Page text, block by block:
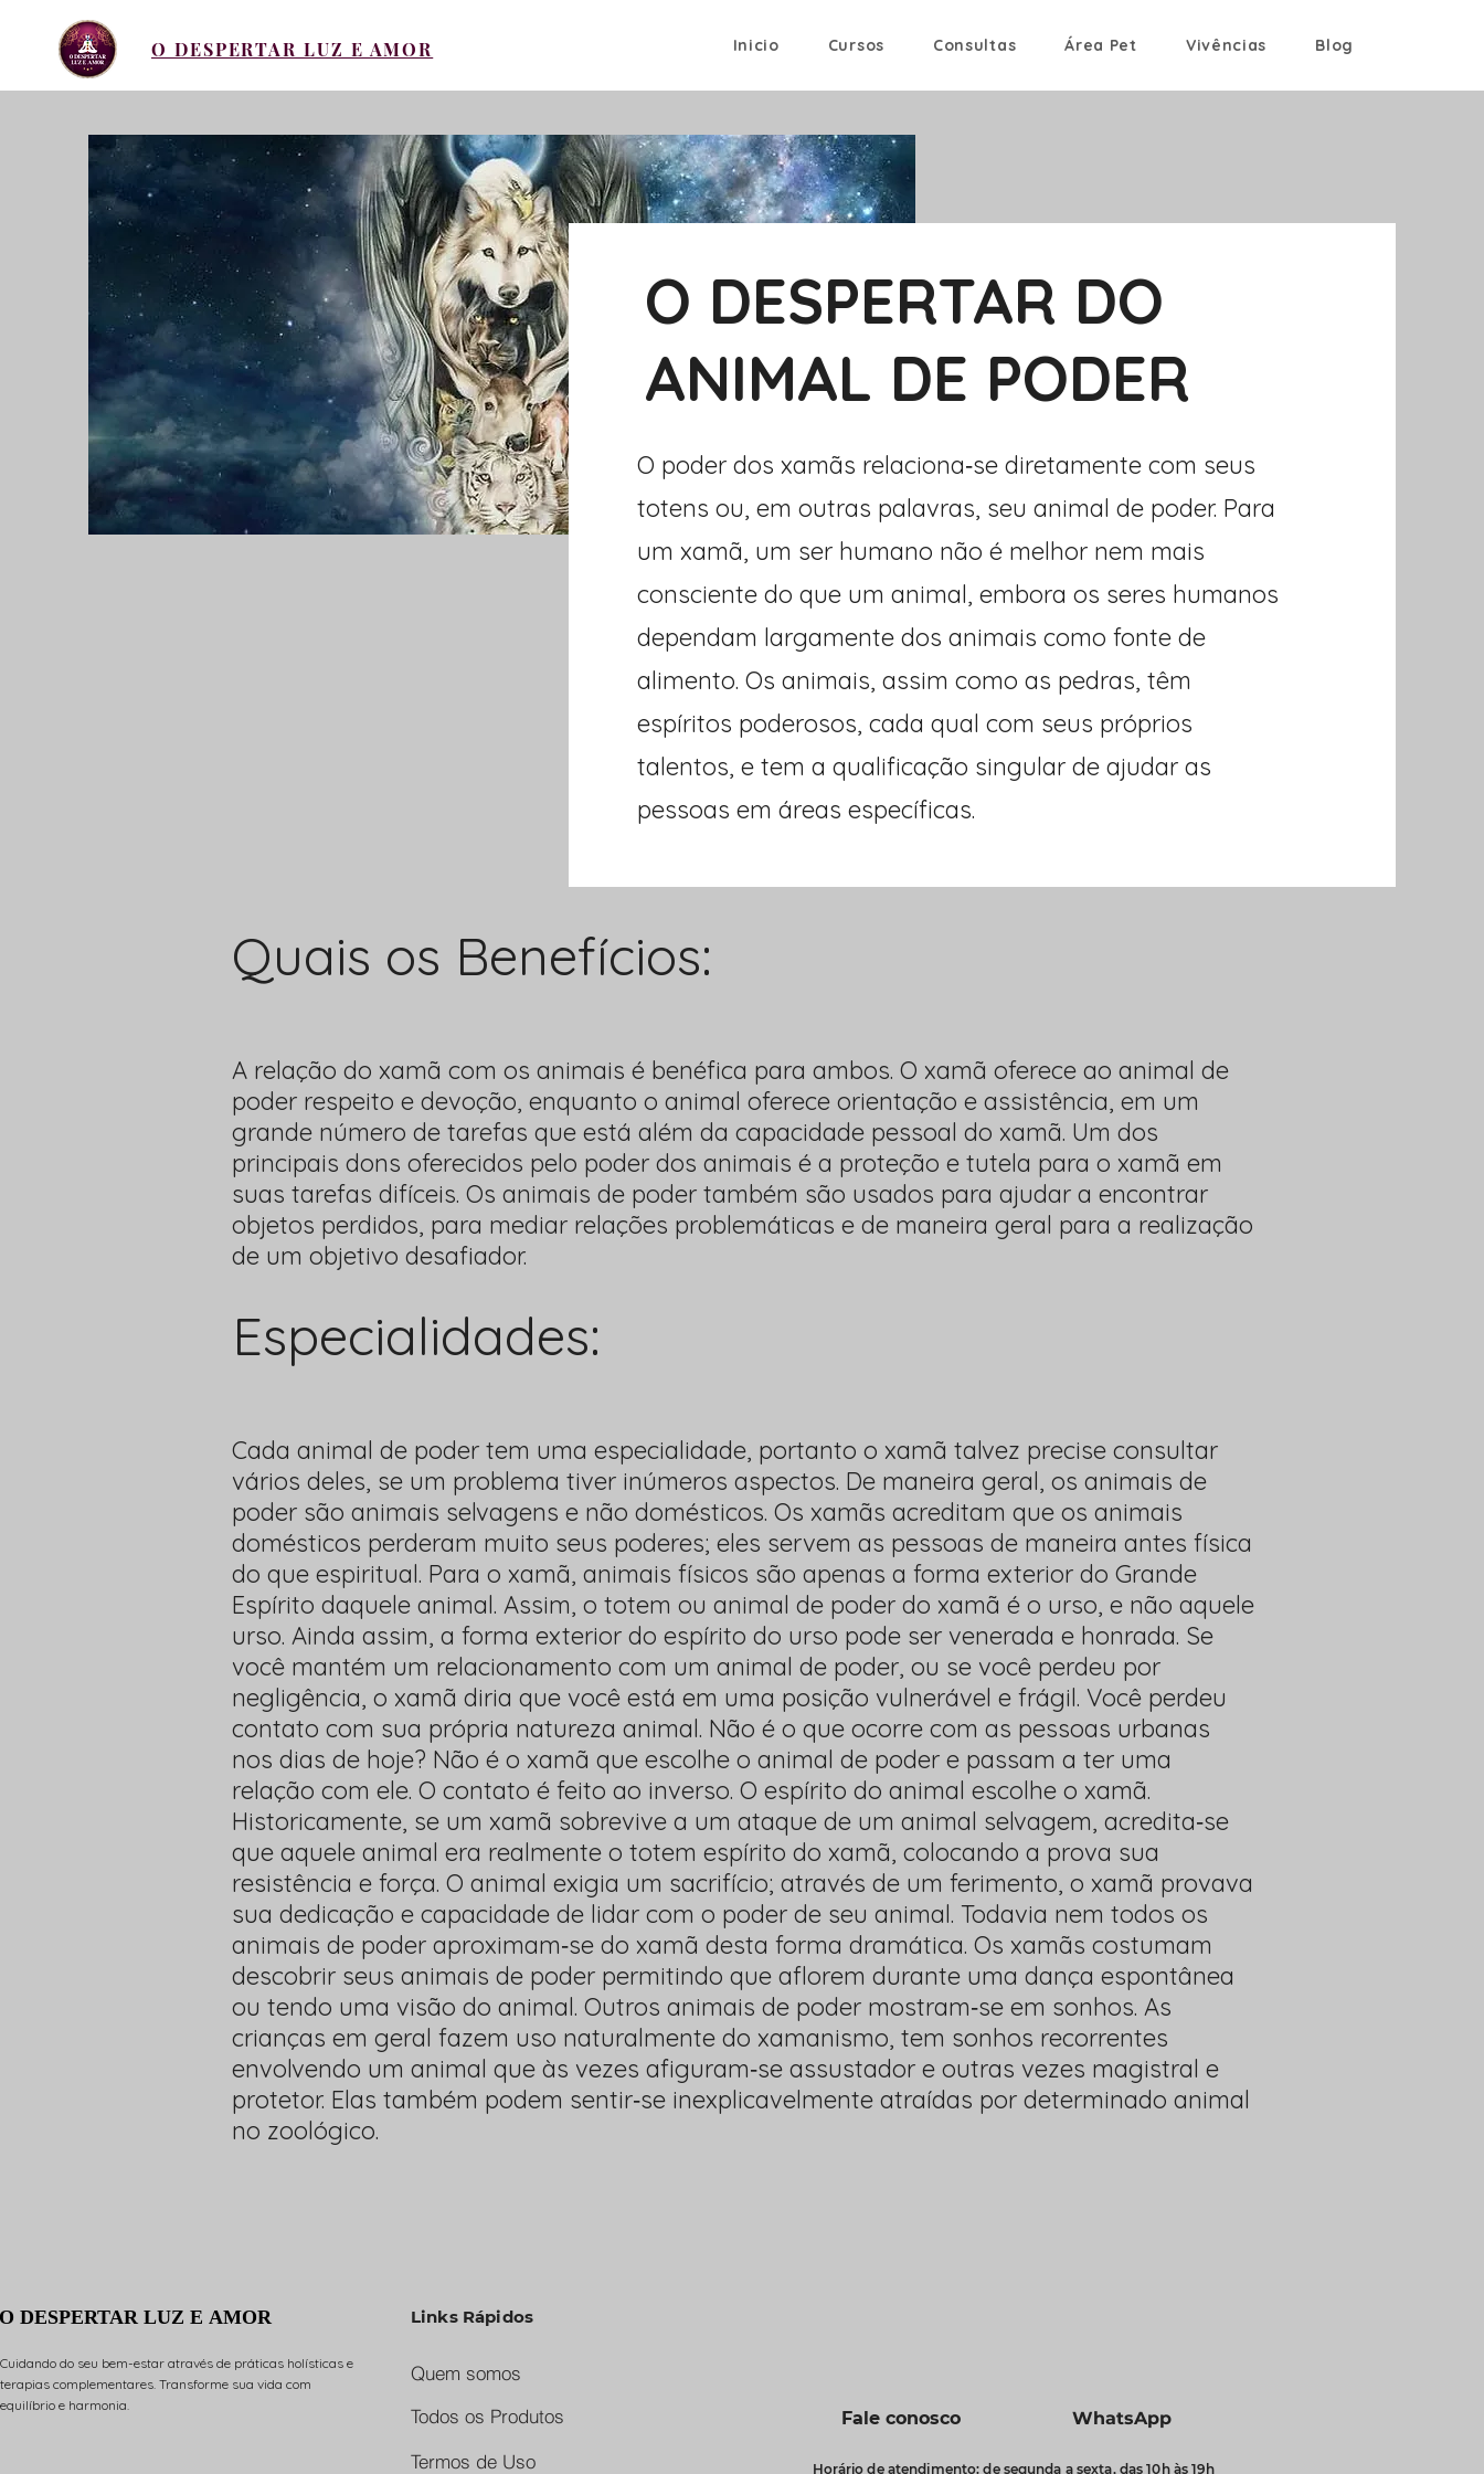
O DESPERTAR LUZ E AMOR Inicio Cursos Consultas Área Pet Vivências Blog
O DESPERTAR DO
ANIMAL DE PODER
O poder dos xamãs relaciona‐se diretamente com seus
totens ou, em outras palavras, seu animal de poder. Para
um xamã, um ser humano não é melhor nem mais
consciente do que um animal, embora os seres humanos
dependam largamente dos animais como fonte de
alimento. Os animais, assim como as pedras, têm
espíritos poderosos, cada qual com seus próprios
talentos, e tem a qualificação singular de ajudar as
pessoas em áreas específicas.
Quais os Benefícios:
A relação do xamã com os animais é benéfica para ambos. O xamã oferece ao animal de
poder respeito e devoção, enquanto o animal oferece orientação e assistência, em um
grande número de tarefas que está além da capacidade pessoal do xamã. Um dos
principais dons oferecidos pelo poder dos animais é a proteção e tutela para o xamã em
suas tarefas difíceis. Os animais de poder também são usados para ajudar a encontrar
objetos perdidos, para mediar relações problemáticas e de maneira geral para a realização
de um objetivo desafiador.
Especialidades:
Cada animal de poder tem uma especialidade, portanto o xamã talvez precise consultar
vários deles, se um problema tiver inúmeros aspectos. De maneira geral, os animais de
poder são animais selvagens e não domésticos. Os xamãs acreditam que os animais
domésticos perderam muito seus poderes; eles servem as pessoas de maneira antes física
do que espiritual. Para o xamã, animais físicos são apenas a forma exterior do Grande
Espírito daquele animal. Assim, o totem ou animal de poder do xamã é o urso, e não aquele
urso. Ainda assim, a forma exterior do espírito do urso pode ser venerada e honrada. Se
você mantém um relacionamento com um animal de poder, ou se você perdeu por
negligência, o xamã diria que você está em uma posição vulnerável e frágil. Você perdeu
contato com sua própria natureza animal. Não é o que ocorre com as pessoas urbanas
nos dias de hoje? Não é o xamã que escolhe o animal de poder e passam a ter uma
relação com ele. O contato é feito ao inverso. O espírito do animal escolhe o xamã.
Historicamente, se um xamã sobrevive a um ataque de um animal selvagem, acredita‐se
que aquele animal era realmente o totem espírito do xamã, colocando a prova sua
resistência e força. O animal exigia um sacrifício; através de um ferimento, o xamã provava
sua dedicação e capacidade de lidar com o poder de seu animal. Todavia nem todos os
animais de poder aproximam‐se do xamã desta forma dramática. Os xamãs costumam
descobrir seus animais de poder permitindo que aflorem durante uma dança espontânea
ou tendo uma visão do animal. Outros animais de poder mostram‐se em sonhos. As
crianças em geral fazem uso naturalmente do xamanismo, tem sonhos recorrentes
envolvendo um animal que às vezes afiguram‐se assustador e outras vezes magistral e
protetor. Elas também podem sentir‐se inexplicavelmente atraídas por determinado animal
no zoológico.
DESPERTAR LUZ E AMOR
DESPERTAR LUZ E AMOR
Cuidando do seu bem-estar através de práticas holísticas e
terapias complementares. Transforme sua vida com
equilíbrio e harmonia.
Links Rápidos
Quem somos
Todos os Produtos
Termos de Uso
Fale conosco WhatsApp
Horário de atendimento: de segunda a sexta, das 10h às 19h